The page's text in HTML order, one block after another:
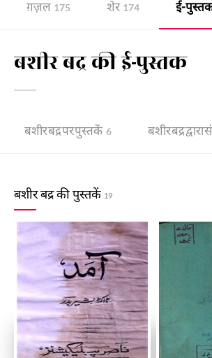
ग़ज़ल 175 शेर 174 ई-
बशीर बद्र की ई-पुस्तक
बशीर बद्र पर पुस्तकें 6 बशीर बद्र
बशीर बद्र की पुस्तकें 19